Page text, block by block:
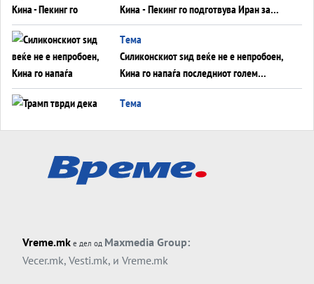
Кина - Пекинг го подготвува Иран за
американска копнена инвазија
Tема
Силиконскиот ѕид веќе не е непробоен,
Кина го напаѓа последниот голем
монопол на Западот?
Tема
Tема
ДЛАБОКО УДОЛУ: Сметководствените
АТОМСКО ДОМИНО НА БЛИСКИОТ
ИСТОК
Vreme.mk е дел од Maxmedia Group:
Vecer.mk, Vesti.mk, и Vreme.mk